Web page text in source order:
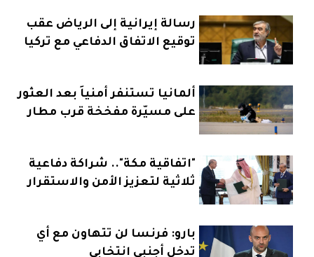
رسالة إيرانية إلى الرياض عقب
توقيع الاتفاق الدفاعي مع تركيا
ألمانيا تستنفر أمنياً بعد العثور
على مسيّرة مفخخة قرب مطار
"اتفاقية مكة".. شراكة دفاعية
ثلاثية لتعزيز الأمن والاستقرار
بارو: فرنسا لن تتهاون مع أي
تدخل أجنبي انتخابي